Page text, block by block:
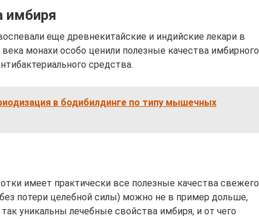
имбиря
еще древнекитайские и индийские лекари в
монахи особо ценили полезные качества имбирного
средства.
в бодибилдинге по типу мышечных
имеет практически все полезные качества свежего
потери целебной силы) можно не в пример дольше,
уникальны лечебные свойства имбиря, и от чего